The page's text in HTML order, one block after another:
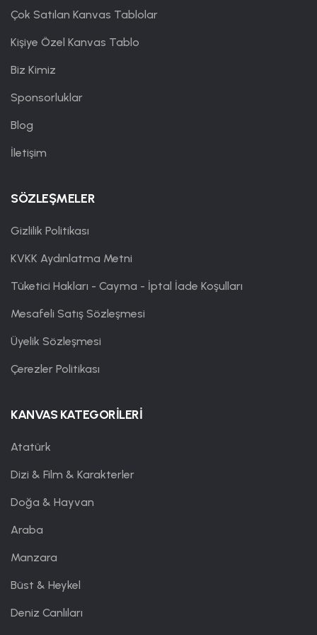
Çok Satılan Kanvas Tablolar
Kişiye Özel Kanvas Tablo
Biz Kimiz
Sponsorluklar
Blog
İletişim
SÖZLEŞMELER
Gizlilik Politikası
KVKK Aydınlatma Metni
Tüketici Hakları - Cayma - İptal İade Koşulları
Mesafeli Satış Sözleşmesi
Üyelik Sözleşmesi
Çerezler Politikası
KANVAS KATEGORİLERİ
Atatürk
Dizi & Film & Karakterler
Doğa & Hayvan
Araba
Manzara
Büst & Heykel
Deniz Canlıları